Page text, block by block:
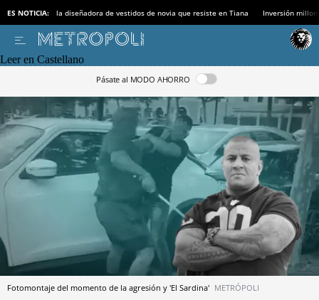
ES NOTICIA: la diseñadora de vestidos de novia que resiste en Tiana Inversión
Leer en Castellano
Pásate al MODO AHORRO
Fotomontaje del momento de la agresión y 'El Sardina' METRÓPOLI